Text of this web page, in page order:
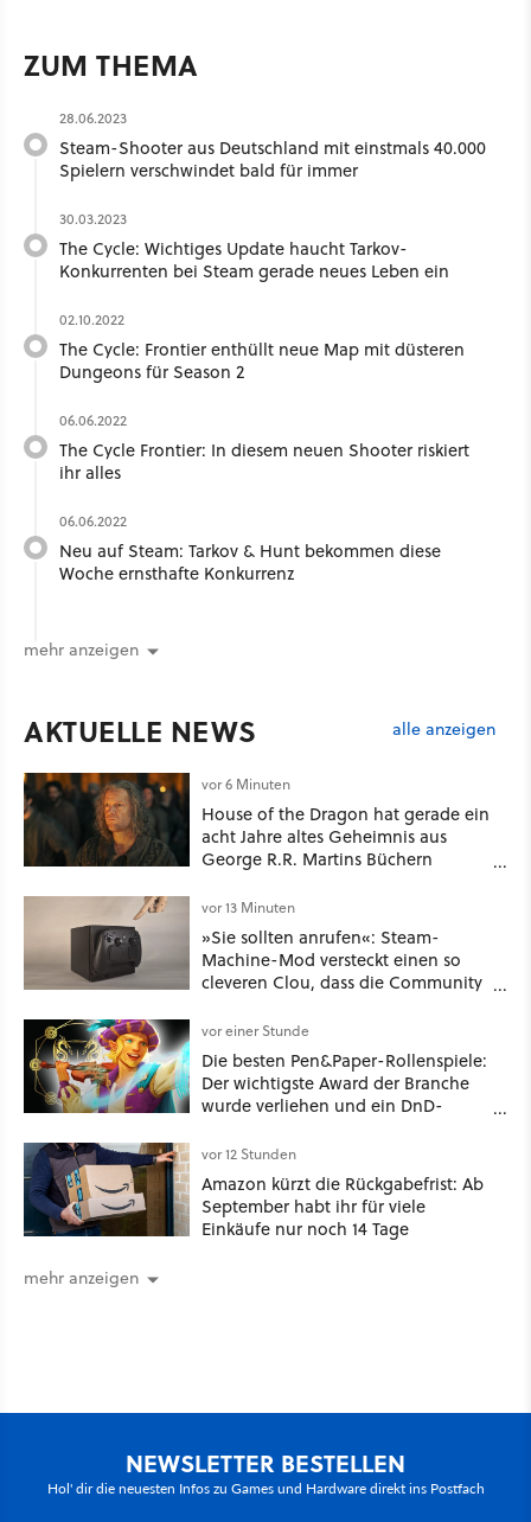
ZUM THEMA
28.06.2023
Steam-Shooter aus Deutschland mit einstmals 40.000
Spielern verschwindet bald für immer
30.03.2023
The Cycle: Wichtiges Update haucht Tarkov-
Konkurrenten bei Steam gerade neues Leben ein
02.10.2022
The Cycle: Frontier enthüllt neue Map mit düsteren
Dungeons für Season 2
06.06.2022
The Cycle Frontier: In diesem neuen Shooter riskiert
ihr alles
06.06.2022
Neu auf Steam: Tarkov & Hunt bekommen diese
Woche ernsthafte Konkurrenz
mehr anzeigen
AKTUELLE NEWS alle anzeigen
vor 6 Minuten
House of the Dragon hat gerade ein
acht Jahre altes Geheimnis aus
George R.R. Martins Büchern
vor 13 Minuten
»Sie sollten anrufen«: Steam-
Machine-Mod versteckt einen so
cleveren Clou, dass die Community
gleich so macht
vor einer Stunde
Die besten Pen&Paper-Rollenspiele:
Der wichtigste Award der Branche
wurde verliehen und ein DnD-
vor 12 Stunden
Amazon kürzt die Rückgabefrist: Ab
September habt ihr für viele
Einkäufe nur noch 14 Tage
mehr anzeigen
NEWSLETTER BESTELLEN
Hol' dir die neuesten Infos zu Games und Hardware direkt ins Postfach